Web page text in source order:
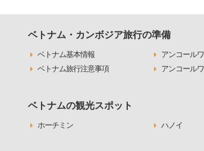
ベトナム・カンボジア旅行の準備
ベトナム基本情報 アンコール
ベトナム旅行注意事項
アンコール
ベトナムの観光スポット
ホーチミン ハノイ